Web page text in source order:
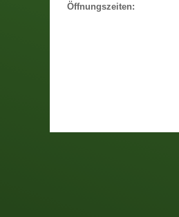
Öffnungszeiten: